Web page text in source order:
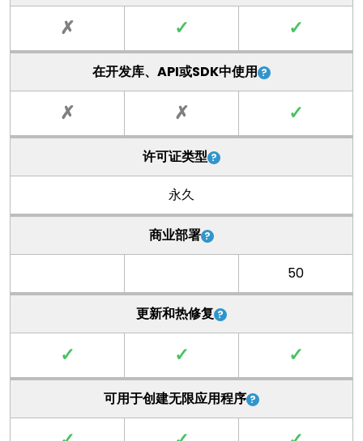
✗ ✓ ✓
在开发库、API或SDK中使用
✗ ✗ ✓
许可证类型
永久
商业部署
50
更新和热修复
✓ ✓ ✓
可用于创建无限应用程序